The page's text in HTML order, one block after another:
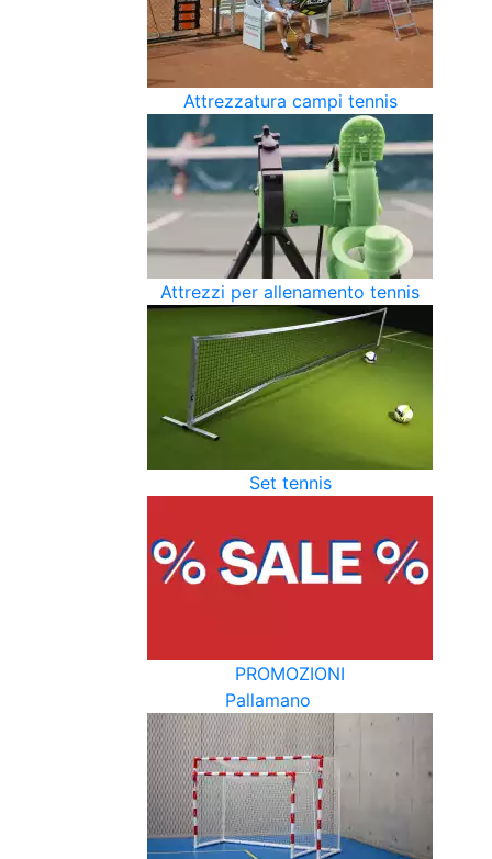
Attrezzatura campi tennis
Attrezzi per allenamento tennis
Set tennis
PROMOZIONI
Pallamano